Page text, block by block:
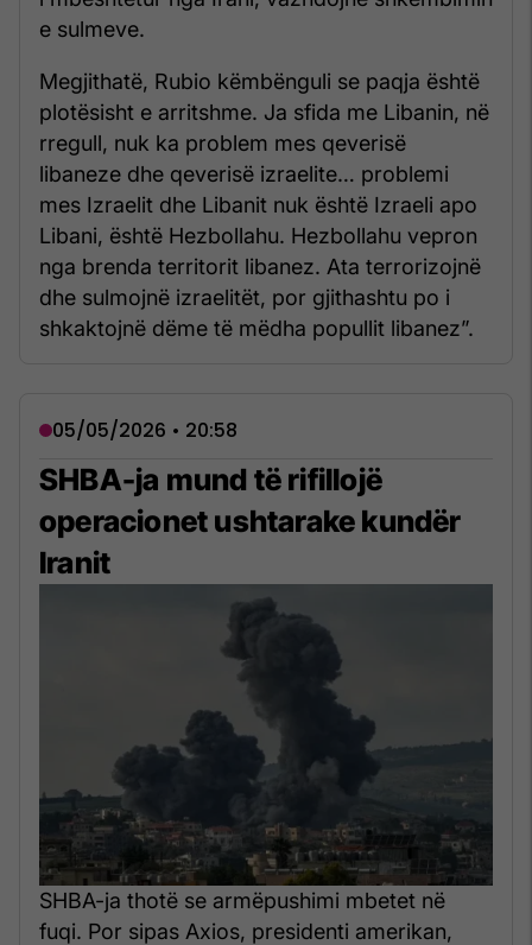
e sulmeve.
Megjithatë, Rubio këmbënguli se paqja është
plotësisht e arritshme. Ja sfida me Libanin, në
rregull, nuk ka problem mes qeverisë
libaneze dhe qeverisë izraelite… problemi
mes Izraelit dhe Libanit nuk është Izraeli apo
Libani, është Hezbollahu. Hezbollahu vepron
nga brenda territorit libanez. Ata terrorizojnë
dhe sulmojnë izraelitët, por gjithashtu po i
shkaktojnë dëme të mëdha popullit libanez”.
05/05/2026 • 20:58
SHBA-ja mund të rifillojë
operacionet ushtarake kundër
Iranit
SHBA-ja thotë se armëpushimi mbetet në
fuqi. Por sipas Axios, presidenti amerikan,